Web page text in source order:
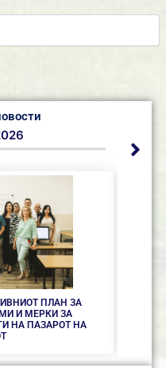
ПЛАН ЗА
И МЕРКИ ЗА
НА ПАЗАРОТ НА